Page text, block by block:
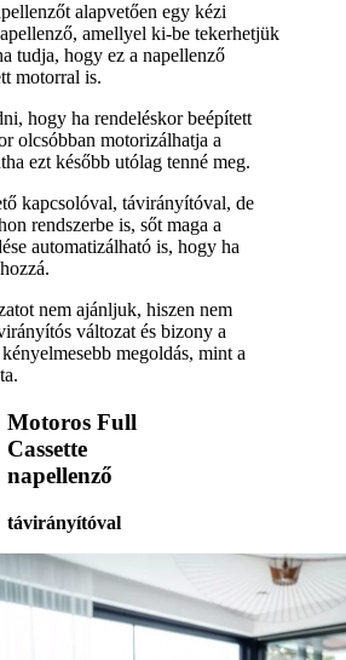
alapvetően egy kézi
amellyel ki-be tekerhetjük
tudja, hogy ez a napellenző
motorral is.
hogy ha rendeléskor beépített
olcsóbban motorizálhatja a
ezt később utólag tenné meg.
kapcsolóval, távirányítóval, de
rendszerbe is, sőt maga a
automatizálható is, hogy ha
nem ajánljuk, hiszen nem
változat és bizony a
megoldás, mint a
Motoros Full
Cassette
napellenző
távirányítóval